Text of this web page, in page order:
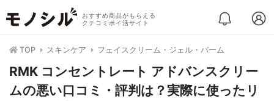
おすすめ商品がもらえる
クチコミポイ活サイト
TOP スキンケア フェイスクリーム・ジェル・バーム
RMK コンセントレート アドバンスクリー
ムの悪い口コミ・評判は？実際に使ったリ